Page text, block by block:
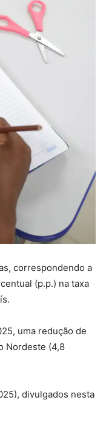
correspondendo a
(p.p.) na taxa
uma redução de
Nordeste (4,8
divulgados nesta